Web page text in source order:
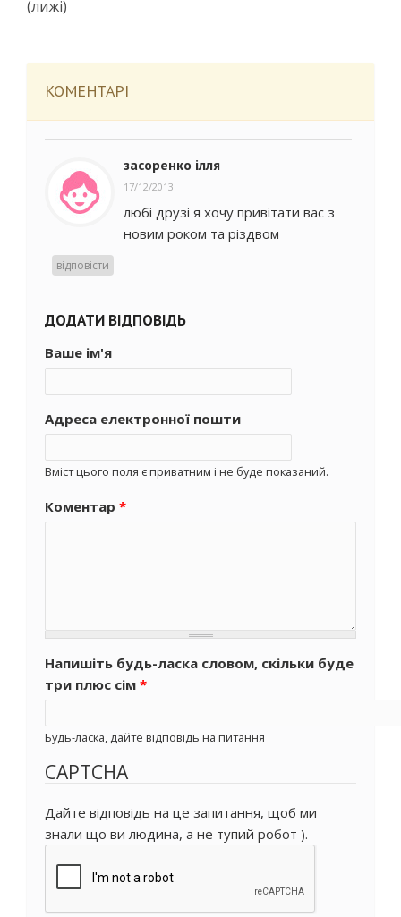
(лижі)
КОМЕНТАРІ
засоренко ілля
17/12/2013
любі друзі я хочу привітати вас з
новим роком та різдвом
відповісти
ДОДАТИ ВІДПОВІДЬ
Ваше ім'я
Адреса електронної пошти
Вміст цього поля є приватним і не буде показаний.
Коментар *
Напишіть будь-ласка словом, скільки буде
три плюс сім *
Будь-ласка, дайте відповідь на питання
CAPTCHA
Дайте відповідь на це запитання, щоб ми
знали що ви людина, а не тупий робот ).